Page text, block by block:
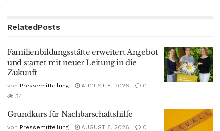
RelatedPosts
Familienbildungsstätte erweitert Angebot
und startet mit neuer Leitung in die
Zukunft
von Pressemitteilung AUGUST 8, 2026
0
34
Grundkurs für Nachbarschaftshilfe
von Pressemitteilung AUGUST 8, 2026
0